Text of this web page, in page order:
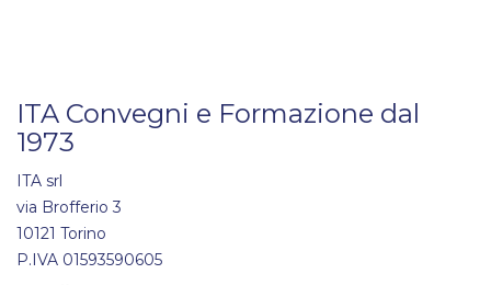
ITA Convegni e Formazione dal
1973
ITA srl
via Brofferio 3
10121 Torino
P.IVA 01593590605